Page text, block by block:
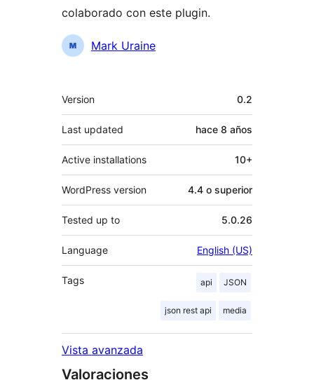
colaborado con este plugin.
Colaboradores
Mark Uraine
Meta
Version 0.2
Last updated hace 8 años
Active installations 10+
WordPress version 4.4 o superior
Tested up to 5.0.26
Language English (US)
Tags api JSON
json rest api media
Vista avanzada
Valoraciones